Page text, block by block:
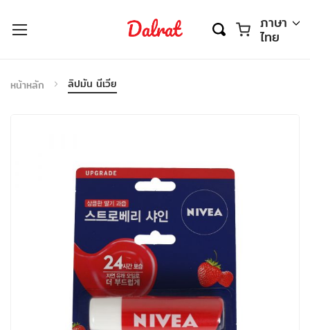
ตะกร้าภาษา
ไทย
หน้าหลัก ลิปมัน นีเวีย